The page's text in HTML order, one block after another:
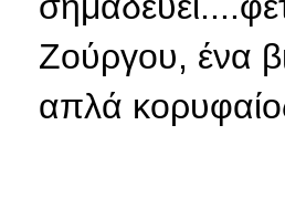
Ζούργου, ένα
απλά